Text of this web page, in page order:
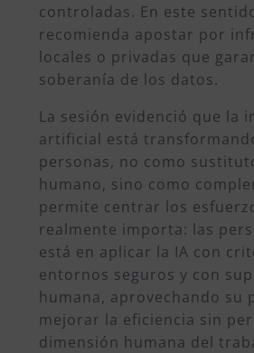
controladas. En este
recomienda apostar por
locales o privadas que
soberanía de los datos.
La sesión evidenció que la
artificial está
personas, no como
humano, sino como
permite centrar los
realmente importa: las
está en aplicar la IA con
entornos seguros y con
humana, aprovechando su
mejorar la eficiencia sin
dimensión humana del